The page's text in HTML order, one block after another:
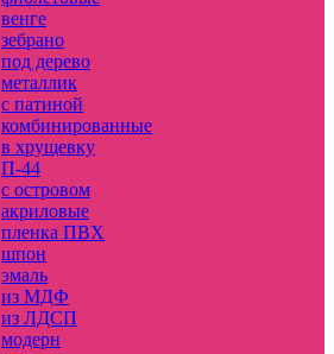
венге
зебрано
под дерево
металлик
с патиной
комбинированные
в хрущевку
П-44
с островом
акриловые
пленка ПВХ
шпон
эмаль
из МДФ
из ЛДСП
модерн